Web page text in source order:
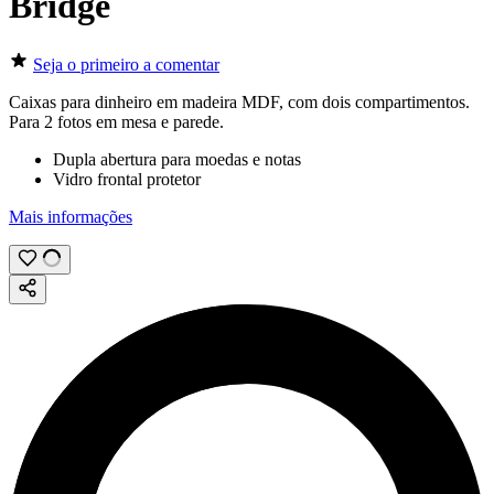
Seja o primeiro a comentar
Caixas para dinheiro em madeira MDF, com dois compartimentos.
Para 2 fotos em mesa e parede.
Dupla abertura para moedas e notas
Vidro frontal protetor
Mais informações